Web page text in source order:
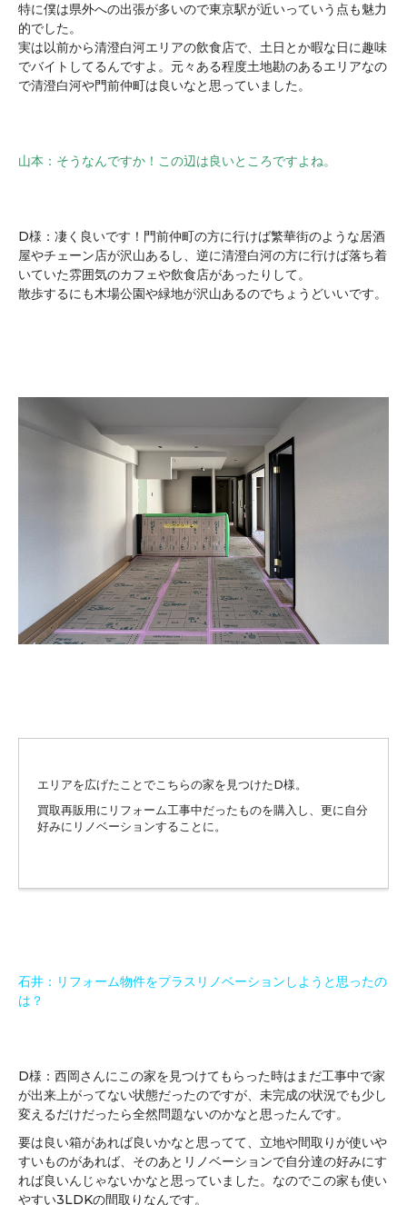
特に僕は県外への出張が多いので東京駅が近いっていう点も魅力
的でした。
実は以前から清澄白河エリアの飲食店で、土日とか暇な日に趣味
でバイトしてるんですよ。元々ある程度土地勘のあるエリアなの
で清澄白河や門前仲町は良いなと思っていました。
山本：そうなんですか！この辺は良いところですよね。
D様：凄く良いです！門前仲町の方に行けば繁華街のような居酒
屋やチェーン店が沢山あるし、逆に清澄白河の方に行けば落ち着
いていた雰囲気のカフェや飲食店があったりして。
散歩するにも木場公園や緑地が沢山あるのでちょうどいいです。
エリアを広げたことでこちらの家を見つけたD様。
買取再販用にリフォーム工事中だったものを購入し、更に自分
好みにリノベーションすることに。
石井：リフォーム物件をプラスリノベーションしようと思ったの
は？
D様：西岡さんにこの家を見つけてもらった時はまだ工事中で家
が出来上がってない状態だったのですが、未完成の状況でも少し
変えるだけだったら全然問題ないのかなと思ったんです。
要は良い箱があれば良いかなと思ってて、立地や間取りが使いや
すいものがあれば、そのあとリノベーションで自分達の好みにす
れば良いんじゃないかなと思っていました。なのでこの家も使い
やすい3LDKの間取りなんです。